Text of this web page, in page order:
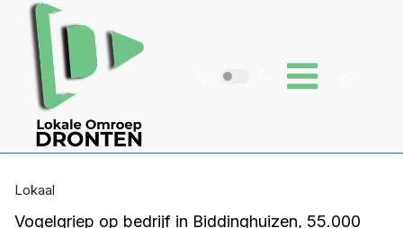
Lokaal
Vogelgriep op bedrijf in Biddinghuizen, 55.000